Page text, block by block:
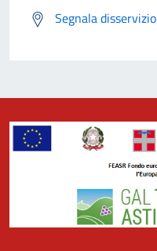
Segnala disservizio